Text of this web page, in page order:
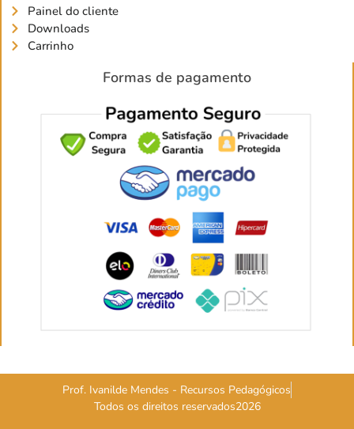
Painel do cliente
Downloads
Carrinho
Formas de pagamento
Prof. Ivanilde Mendes - Recursos Pedagógicos
Todos os direitos reservados2026